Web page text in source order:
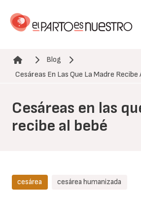
contenido
Ruta de navegación
Blog
Cesáreas En Las Que La Madre Recibe
Cesáreas en las
recibe al bebé
cesárea cesárea humanizada